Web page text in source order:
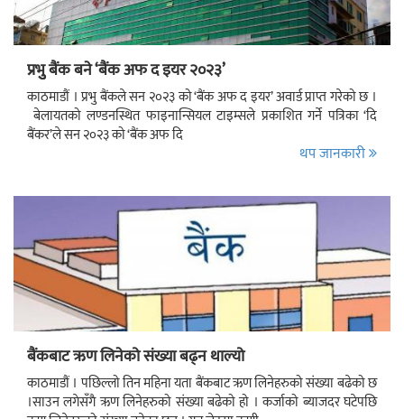
प्रभुु बैंक बने ‘बैंक अफ द इयर २०२३’
काठमाडौं । प्रभु बैंकले सन २०२३ को ‘बैंक अफ द इयर’ अवार्ड प्राप्त गरेको छ ।
बेलायतको लण्डनस्थित फाइनान्सियल टाइम्सले प्रकाशित गर्ने पत्रिका ‘दि
बैंकर’ले सन २०२३ को ‘बैंक अफ दि
थप जानकारी
बैंकबाट ऋण लिनेको संख्या बढ्न थाल्यो
काठमाडौं । पछिल्लो तिन महिना यता बैंकबाट ऋण लिनेहरुको संख्या बढेको छ
।साउन लगेसँगै ऋण लिनेहरुको संख्या बढेको हो । कर्जाको ब्याजदर घटेपछि